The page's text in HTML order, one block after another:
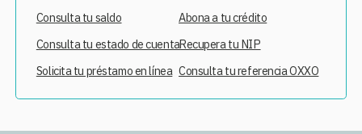
Consulta tu saldo
Consulta tu estado de cuenta
Solicita tu préstamo en línea
Abona a tu crédito
Recupera tu NIP
Consulta tu referencia OXXO